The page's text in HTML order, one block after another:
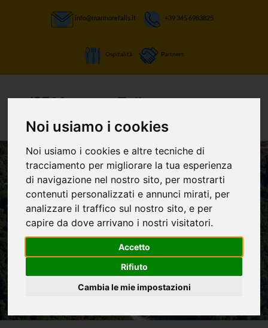
Noi usiamo i cookies
Noi usiamo i cookies e altre tecniche di
tracciamento per migliorare la tua esperienza
di navigazione nel nostro sito, per mostrarti
contenuti personalizzati e annunci mirati, per
analizzare il traffico sul nostro sito, e per
capire da dove arrivano i nostri visitatori.
Accetto
Rifiuto
Cambia le mie impostazioni
info@marmorefalls.it +39 345 6983825
Ospitalità Partners
LASCIATI STUPIRE:
La Cascata delle
Marmore e non
solo